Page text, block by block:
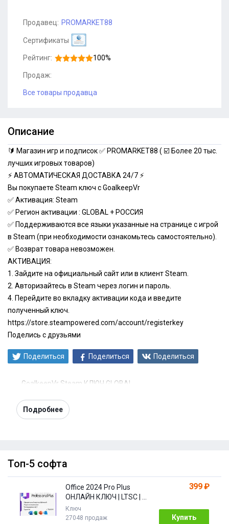
Продавец: PROMARKET88
Сертификаты
Рейтинг: 100%
Продаж:
Все товары продавца
Описание
🔰 Магазин игр и подписок ✅ PROMARKET88 ( ☑️ Более 20 тыс.
лучших игровых товаров)
⚡ АВТОМАТИЧЕСКАЯ ДОСТАВКА 24/7 ⚡
Вы покупаете Steam ключ с GoalkeepVr
✅ Активация: Steam
✅ Регион активации : GLOBAL + РОССИЯ
✅ Поддерживаются все языки указанные на странице с игрой
в Steam (при необходимости ознакомьтесь самостоятельно).
✅ Возврат товара невозможен.
АКТИВАЦИЯ:
1. Зайдите на официальный сайт или в клиент Steam.
2. Авторизайтесь в Steam через логин и пароль.
4. Перейдите во вкладку активации кода и введите
полученный ключ.
https://store.steampowered.com/account/registerkey
Поделись с друзьями
Поделиться Поделиться Поделиться
GoalkeepVr Steam КЛЮЧ GLOBAL
Подробнее
Топ-5 софта
Office 2024 Pro Plus
ОНЛАЙН КЛЮЧ | LTSC | +
ПОДАРОК
Ключ
27048 продаж
399 ₽
Купить